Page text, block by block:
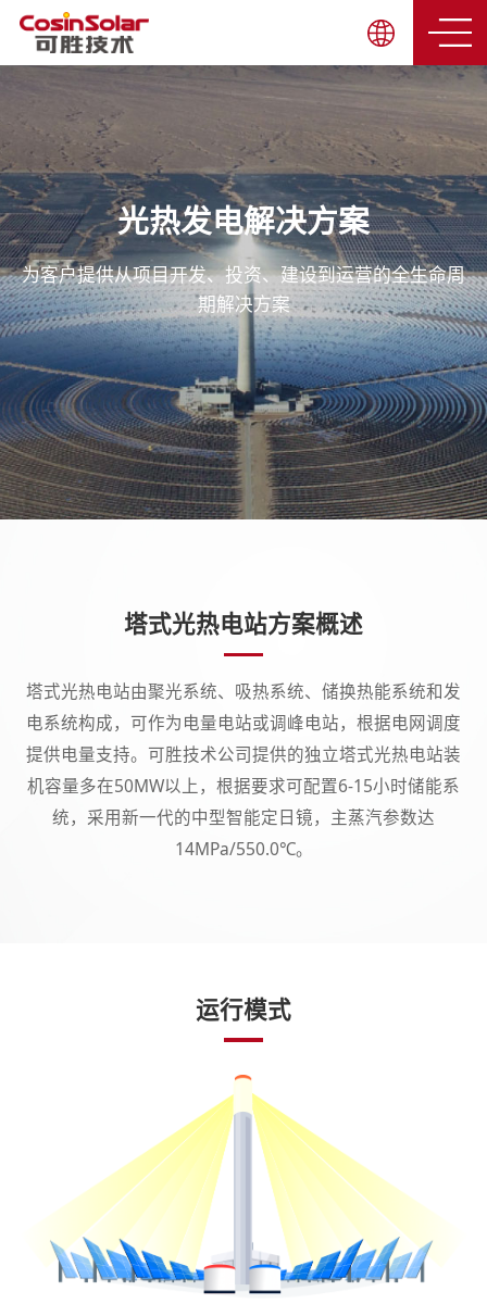
光热发电解决方案
为客户提供从项目开发、投资、建设到运营的全生命周
期解决方案
塔式光热电站方案概述
塔式光热电站由聚光系统、吸热系统、储换热能系统和发
电系统构成，可作为电量电站或调峰电站，根据电网调度
提供电量支持。可胜技术公司提供的独立塔式光热电站装
机容量多在50MW以上，根据要求可配置6-15小时储能系
统，采用新一代的中型智能定日镜，主蒸汽参数达
14MPa/550.0℃。
运行模式